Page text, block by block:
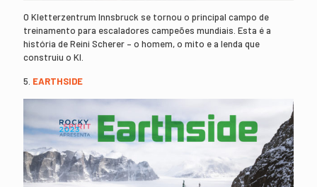
O Kletterzentrum Innsbruck se tornou o principal campo de
treinamento para escaladores campeões mundiais. Esta é a
história de Reini Scherer – o homem, o mito e a lenda que
construiu o KI.
5. EARTHSIDE